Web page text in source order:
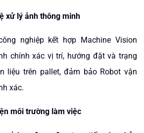
xử lý ảnh thông minh
nghiệp kết hợp Machine Vision
chính xác vị trí, hướng đặt và trạng
liệu trên pallet, đảm bảo Robot vận
xác.
môi trường làm việc